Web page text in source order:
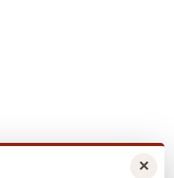
×